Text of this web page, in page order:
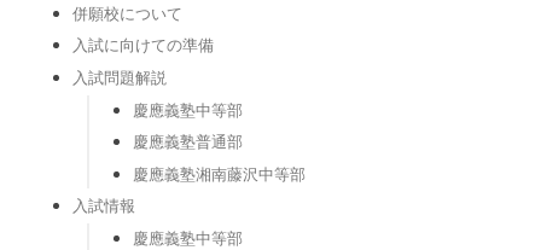
併願校について
入試に向けての準備
入試問題解説
慶應義塾中等部
慶應義塾普通部
慶應義塾湘南藤沢中等部
入試情報
慶應義塾中等部